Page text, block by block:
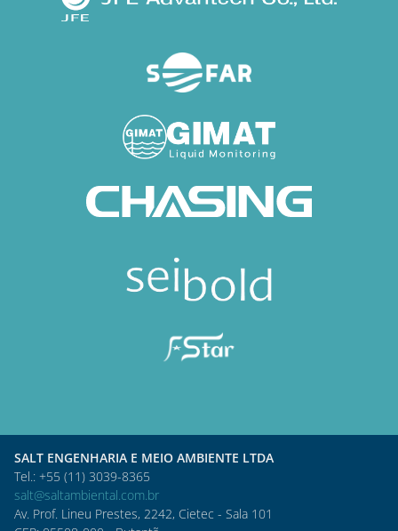
SALT ENGENHARIA E MEIO AMBIENTE LTDA
Tel.: +55 (11) 3039-8365
salt@saltambiental.com.br
Av. Prof. Lineu Prestes, 2242, Cietec - Sala 101